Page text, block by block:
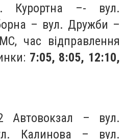
Курортна –- вул.
– вул. Дружби –
час відправлення
7:05, 8:05, 12:10,
– вул.
Калинова – вул.